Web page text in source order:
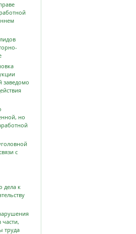
заведомо
но
с
дела к
части,
труда